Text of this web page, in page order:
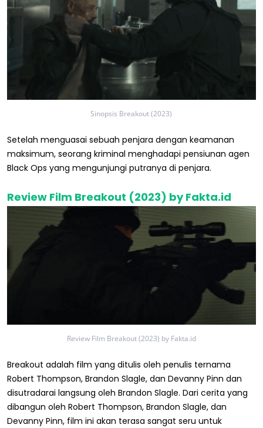
Sinopsis Breakout (2023)
Setelah menguasai sebuah penjara dengan keamanan
maksimum, seorang kriminal menghadapi pensiunan agen
Black Ops yang mengunjungi putranya di penjara.
Review Film Breakout (2023) by Fakta.id
Review Film Breakout (2023) by Fakta.id
Breakout adalah film yang ditulis oleh penulis ternama
Robert Thompson, Brandon Slagle, dan Devanny Pinn dan
disutradarai langsung oleh Brandon Slagle. Dari cerita yang
dibangun oleh Robert Thompson, Brandon Slagle, dan
Devanny Pinn, film ini akan terasa sangat seru untuk